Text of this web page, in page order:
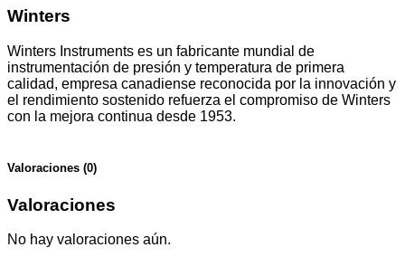
Winters
Winters Instruments es un fabricante mundial de
instrumentación de presión y temperatura de primera
calidad, empresa canadiense reconocida por la innovación y
el rendimiento sostenido refuerza el compromiso de Winters
con la mejora continua desde 1953.
Valoraciones (0)
Valoraciones
No hay valoraciones aún.